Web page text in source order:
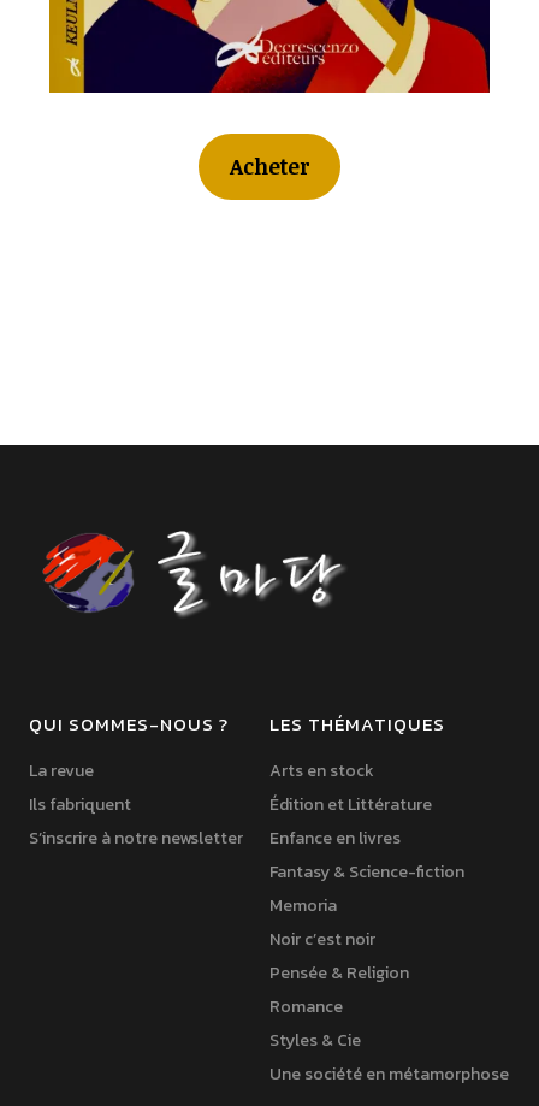
Acheter
QUI SOMMES-NOUS ?
La revue
Ils fabriquent
S’inscrire à notre newsletter
LES THÉMATIQUES
Arts en stock
Édition et Littérature
Enfance en livres
Fantasy & Science-fiction
Memoria
Noir c’est noir
Pensée & Religion
Romance
Styles & Cie
Une société en métamorphose